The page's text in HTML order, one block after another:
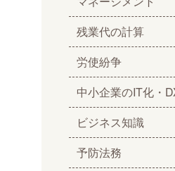
残業代の計算
労使紛争
中小企業のIT化・
ビジネス知識
予防法務